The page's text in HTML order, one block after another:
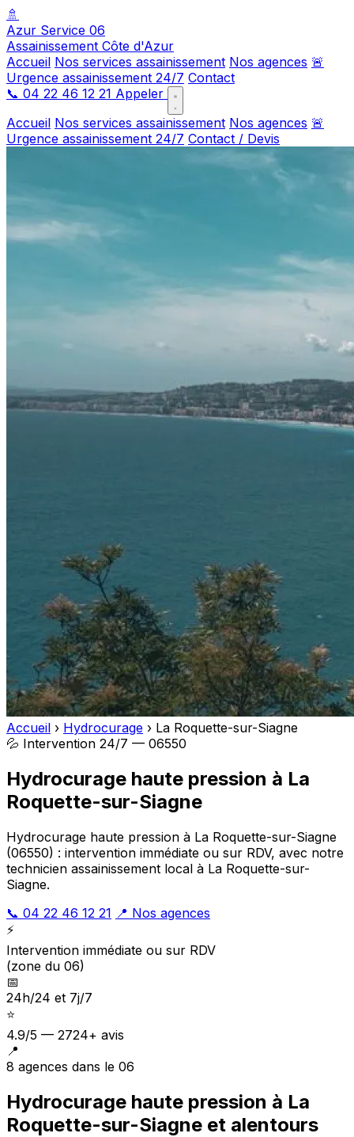
🚿
Azur Service 06
Assainissement Côte d'Azur
Accueil Nos services assainissement Nos agences 🚨
Urgence assainissement 24/7 Contact
📞 04 22 46 12 21 Appeler
Accueil Nos services assainissement Nos agences 🚨
Urgence assainissement 24/7 Contact / Devis
Accueil › Hydrocurage › La Roquette-sur-Siagne
💦 Intervention 24/7 — 06550
Hydrocurage haute pression à La
Roquette-sur-Siagne
Hydrocurage haute pression à La Roquette-sur-Siagne
(06550) : intervention immédiate ou sur RDV, avec notre
technicien assainissement local à La Roquette-sur-
Siagne.
📞 04 22 46 12 21 📍 Nos agences
⚡
Intervention immédiate ou sur RDV
(zone du 06)
📅
24h/24 et 7j/7
⭐
4.9/5 — 2724+ avis
📍
8 agences dans le 06
Hydrocurage haute pression à La
Roquette-sur-Siagne et alentours